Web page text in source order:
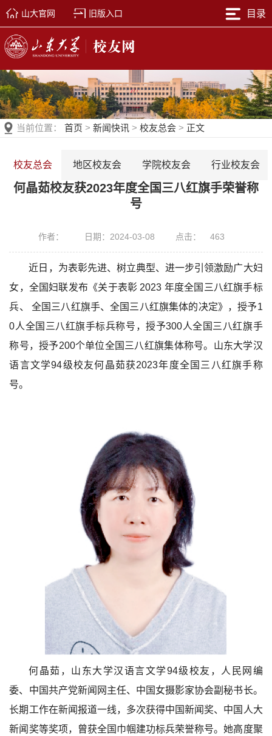
山大官网 旧版入口 目录
当前位置： 首页 > 新闻快讯 > 校友总会> 正文
校友总会 地区校友会 学院校友会 行业校友会
何晶茹校友获2023年度全国三八红旗手荣誉称
号
作者： 日期：2024-03-08 点击： 463
近日，为表彰先进、树立典型、进一步引领激励广大妇
女，全国妇联发布《关于表彰 2023 年度全国三八红旗手标
兵、 全国三八红旗手、全国三八红旗集体的决定》，授予1
0人全国三八红旗手标兵称号，授予300人全国三八红旗手
称号，授予200个单位全国三八红旗集体称号。山东大学汉
语言文学94级校友何晶茹获2023年度全国三八红旗手称
号。
何晶茹，山东大学汉语言文学94级校友，人民网编
委、中国共产党新闻网主任、中国女摄影家协会副秘书长。
长期工作在新闻报道一线，多次获得中国新闻奖、中国人大
新闻奖等奖项，曾获全国巾帼建功标兵荣誉称号。她高度聚